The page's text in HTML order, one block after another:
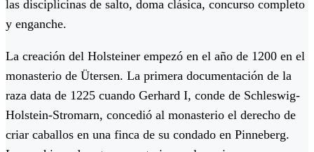
las disciplicinas de salto, doma clásica, concurso completo
y enganche.
La creación del Holsteiner empezó en el año de 1200 en el
monasterio de Ütersen. La primera documentación de la
raza data de 1225 cuando Gerhard I, conde de Schleswig-
Holstein-Stromarn, concedió al monasterio el derecho de
criar caballos en una finca de su condado en Pinneberg.